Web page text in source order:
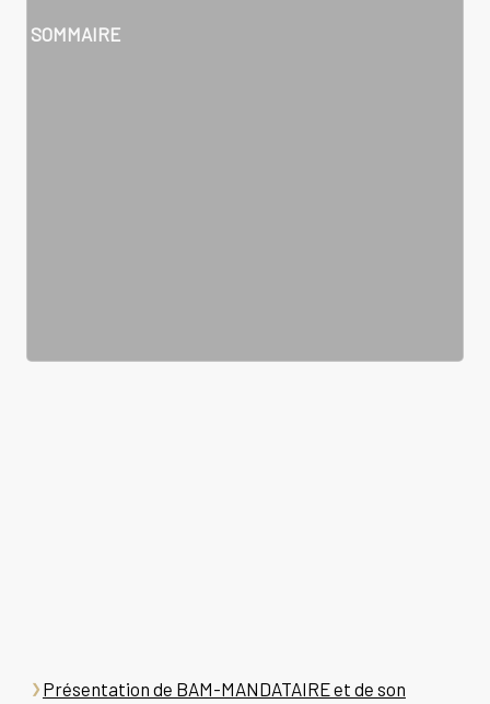
SOMMAIRE
Présentation de BAM-MANDATAIRE et de son